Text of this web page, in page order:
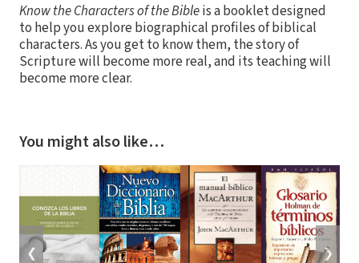
Know the Characters of the Bibleis a booklet designed
to help you explore biographical profiles of biblical
characters. As you get to know them, the story of
Scripture will become more real, and its teaching will
become more clear.
You might also like…
❮ ❯